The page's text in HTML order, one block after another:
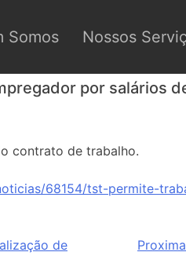
Somos Nossos
por salários
contrato de trabalho.
68154/tst-permite-
de